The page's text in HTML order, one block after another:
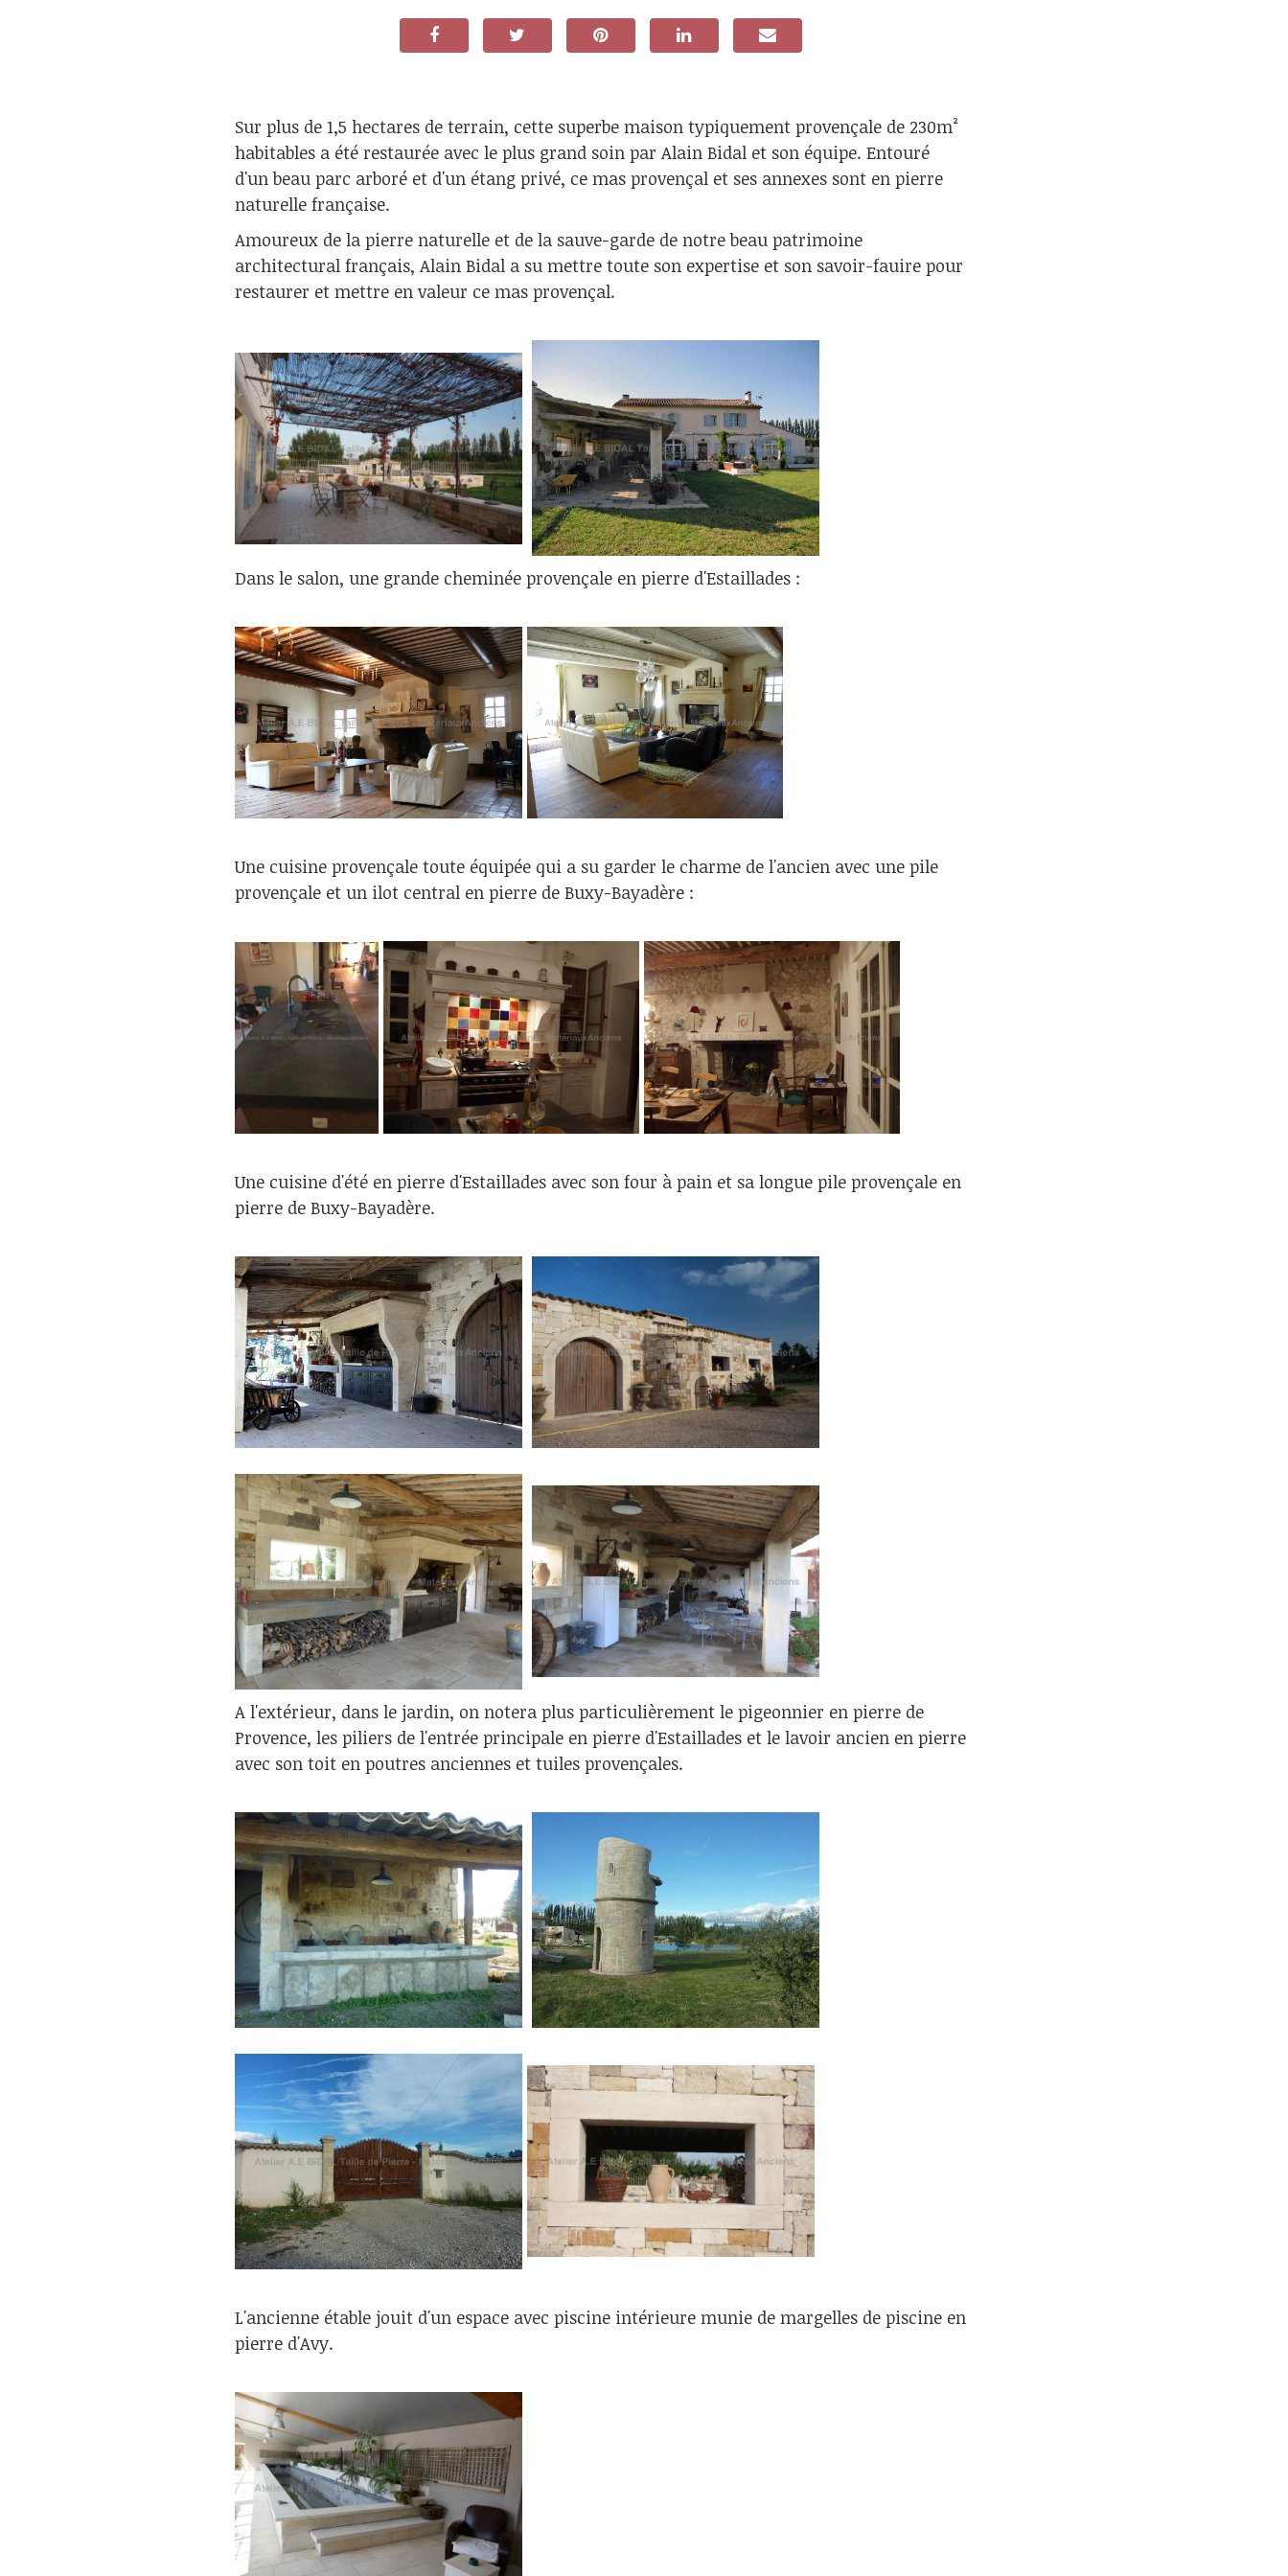
Sur plus de 1,5 hectares de terrain, cette superbe maison typiquement provençale de 230m²
habitables a été restaurée avec le plus grand soin par Alain Bidal et son équipe. Entouré
d'un beau parc arboré et d'un étang privé, ce mas provençal et ses annexes sont en pierre
naturelle française.
Amoureux de la pierre naturelle et de la sauve-garde de notre beau patrimoine
architectural français, Alain Bidal a su mettre toute son expertise et son savoir-fauire pour
restaurer et mettre en valeur ce mas provençal.
Dans le salon, une grande cheminée provençale en pierre d'Estaillades :
Une cuisine provençale toute équipée qui a su garder le charme de l'ancien avec une pile
provençale et un ilot central en pierre de Buxy-Bayadère :
Une cuisine d'été en pierre d'Estaillades avec son four à pain et sa longue pile provençale en
pierre de Buxy-Bayadère.
A l'extérieur, dans le jardin, on notera plus particulièrement le pigeonnier en pierre de
Provence, les piliers de l'entrée principale en pierre d'Estaillades et le lavoir ancien en pierre
avec son toit en poutres anciennes et tuiles provençales.
L'ancienne étable jouit d'un espace avec piscine intérieure munie de margelles de piscine en
pierre d'Avy.